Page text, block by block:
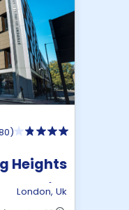
(
80
Heights
Unite
London, Uk